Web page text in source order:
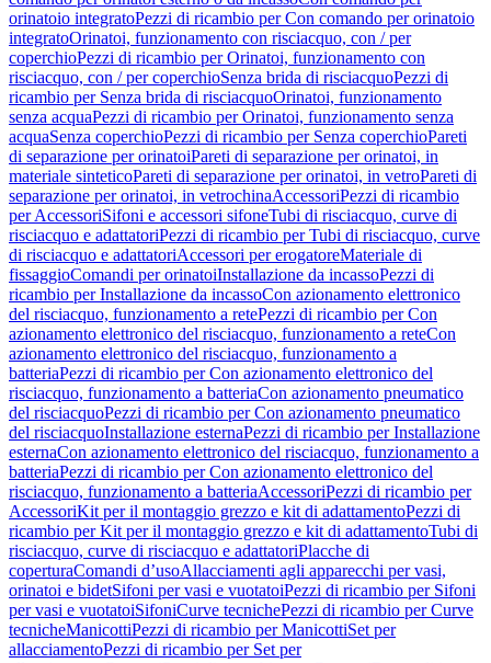
orinatoio integratoPezzi di ricambio per Con comando per orinatoio
integratoOrinatoi, funzionamento con risciacquo, con / per
coperchioPezzi di ricambio per Orinatoi, funzionamento con
risciacquo, con / per coperchioSenza brida di risciacquoPezzi di
ricambio per Senza brida di risciacquoOrinatoi, funzionamento
senza acquaPezzi di ricambio per Orinatoi, funzionamento senza
acquaSenza coperchioPezzi di ricambio per Senza coperchioPareti
di separazione per orinatoiPareti di separazione per orinatoi, in
materiale sinteticoPareti di separazione per orinatoi, in vetroPareti di
separazione per orinatoi, in vetrochinaAccessoriPezzi di ricambio
per AccessoriSifoni e accessori sifoneTubi di risciacquo, curve di
risciacquo e adattatoriPezzi di ricambio per Tubi di risciacquo, curve
di risciacquo e adattatoriAccessori per erogatoreMateriale di
fissaggioComandi per orinatoiInstallazione da incassoPezzi di
ricambio per Installazione da incassoCon azionamento elettronico
del risciacquo, funzionamento a retePezzi di ricambio per Con
azionamento elettronico del risciacquo, funzionamento a reteCon
azionamento elettronico del risciacquo, funzionamento a
batteriaPezzi di ricambio per Con azionamento elettronico del
risciacquo, funzionamento a batteriaCon azionamento pneumatico
del risciacquoPezzi di ricambio per Con azionamento pneumatico
del risciacquoInstallazione esternaPezzi di ricambio per Installazione
esternaCon azionamento elettronico del risciacquo, funzionamento a
batteriaPezzi di ricambio per Con azionamento elettronico del
risciacquo, funzionamento a batteriaAccessoriPezzi di ricambio per
AccessoriKit per il montaggio grezzo e kit di adattamentoPezzi di
ricambio per Kit per il montaggio grezzo e kit di adattamentoTubi di
risciacquo, curve di risciacquo e adattatoriPlacche di
coperturaComandi d’usoAllacciamenti agli apparecchi per vasi,
orinatoi e bidetSifoni per vasi e vuotatoiPezzi di ricambio per Sifoni
per vasi e vuotatoiSifoniCurve tecnichePezzi di ricambio per Curve
tecnicheManicottiPezzi di ricambio per ManicottiSet per
allacciamentoPezzi di ricambio per Set per